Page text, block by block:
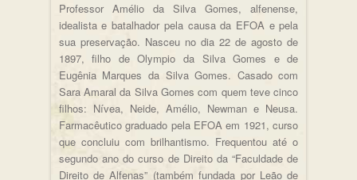
Professor Amélio da Silva Gomes, alfenense,
idealista e batalhador pela causa da EFOA e pela
sua preservação. Nasceu no dia 22 de agosto de
1897, filho de Olympio da Silva Gomes e de
Eugênia Marques da Silva Gomes. Casado com
Sara Amaral da Silva Gomes com quem teve cinco
filhos: Nívea, Neide, Amélio, Newman e Neusa.
Farmacêutico graduado pela EFOA em 1921, curso
que concluiu com brilhantismo. Frequentou até o
segundo ano do curso de Direito da “Faculdade de
Direito de Alfenas” (também fundada por Leão de